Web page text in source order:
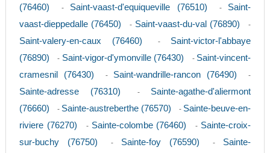
(76460)
- Saint-vaast-d'equiqueville (76510) - Saint-
vaast-dieppedalle (76450)
- Saint-vaast-du-val (76890) -
Saint-valery-en-caux (76460) - Saint-victor-l'abbaye
(76890)
- Saint-vigor-d'ymonville (76430) - Saint-vincent-
cramesnil (76430)
- Saint-wandrille-rancon (76490) -
Sainte-adresse (76310) - Sainte-agathe-d'aliermont
(76660)
- Sainte-austreberthe (76570) - Sainte-beuve-en-
riviere (76270)
- Sainte-colombe (76460) - Sainte-croix-
sur-buchy (76750)
- Sainte-foy (76590) - Sainte-